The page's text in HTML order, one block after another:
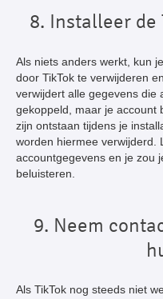
8. Installeer de
Als niets anders werkt, kun
door TikTok te verwijderen
verwijdert alle gegevens die
gekoppeld, maar je account
zijn ontstaan tijdens je
worden hiermee verwijderd.
accountgegevens en je zou
beluisteren.
9. Neem
Als TikTok nog steeds niet